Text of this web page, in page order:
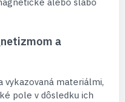
alebo slabo
a
vykazovaná materiálmi,
pole v dôsledku ich